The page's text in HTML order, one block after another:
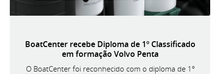
BoatCenter recebe Diploma de 1º Classificado
em formação Volvo Penta
O BoatCenter foi reconhecido com o diploma de 1º